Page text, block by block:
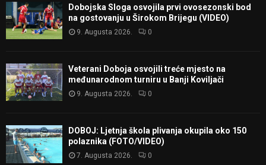
Dobojska Sloga osvojila prvi ovosezonski bod
na gostovanju u Širokom Brijegu (VIDEO)
9. Augusta 2026. 0
Veterani Doboja osvojili treće mjesto na
međunarodnom turniru u Banji Koviljači
9. Augusta 2026. 0
DOBOJ: Ljetnja škola plivanja okupila oko 150
polaznika (FOTO/VIDEO)
7. Augusta 2026. 0